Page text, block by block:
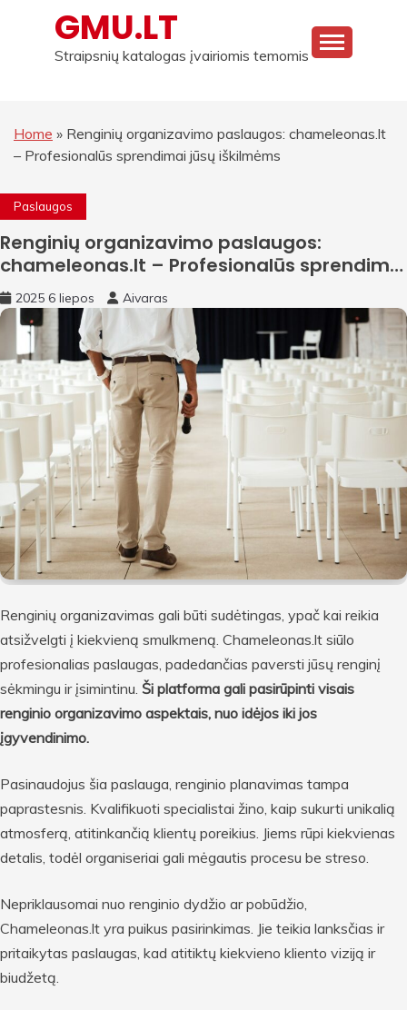
GMU.LT
Straipsnių katalogas įvairiomis temomis
Home » Renginių organizavimo paslaugos: chameleonas.lt
– Profesionalūs sprendimai jūsų iškilmėms
Paslaugos
Renginių organizavimo paslaugos:
chameleonas.lt – Profesionalūs sprendimai
jūsų iškilmėms
2025 6 liepos Aivaras
Renginių organizavimas gali būti sudėtingas, ypač kai reikia
atsižvelgti į kiekvieną smulkmeną. Chameleonas.lt siūlo
profesionalias paslaugas, padedančias paversti jūsų renginį
sėkmingu ir įsimintinu. Ši platforma gali pasirūpinti visais
renginio organizavimo aspektais, nuo idėjos iki jos
įgyvendinimo.
Pasinaudojus šia paslauga, renginio planavimas tampa
paprastesnis. Kvalifikuoti specialistai žino, kaip sukurti unikalią
atmosferą, atitinkančią klientų poreikius. Jiems rūpi kiekvienas
detalis, todėl organiseriai gali mėgautis procesu be streso.
Nepriklausomai nuo renginio dydžio ar pobūdžio,
Chameleonas.lt yra puikus pasirinkimas. Jie teikia lanksčias ir
pritaikytas paslaugas, kad atitiktų kiekvieno kliento viziją ir
biudžetą.